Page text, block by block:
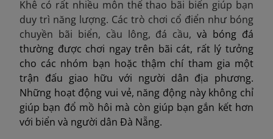
Khê có rất nhiều môn thể thao bãi biển giúp bạn
duy trì năng lượng. Các trò chơi cổ điển như bóng
chuyền bãi biển, cầu lông, đá cầu,và bóng đá
thường được chơi ngay trên bãi cát, rất lý tưởng
cho các nhóm bạn hoặc thậm chí tham gia một
trận đấu giao hữu với người dân địa phương.
Những hoạt động vui vẻ, năng động này không chỉ
giúp bạn đổ mồ hôi mà còn giúp bạn gắn kết hơn
với biển và người dân Đà Nẵng.